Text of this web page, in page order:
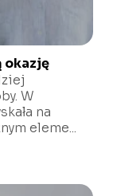
okazję
W
na
eleme...